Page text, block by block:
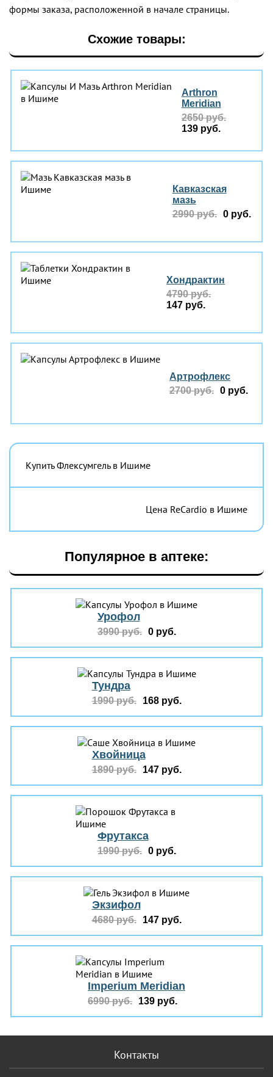
формы заказа, расположенной в начале страницы.
Схожие товары:
Arthron
Meridian
2650 руб.
139 руб.
Кавказская
мазь
2990 руб.
0 руб.
Хондрактин
4790 руб.
147 руб.
Артрофлекс
2700 руб. 0 руб.
Купить Флексумгель в Ишиме
Цена ReCardio в Ишиме
Популярное в аптеке:
Урофол
3990 руб. 0 руб.
Тундра
1990 руб. 168 руб.
Хвойница
1890 руб. 147 руб.
Фрутакса
1990 руб. 0 руб.
Экзифол
4680 руб. 147 руб.
Imperium Meridian
6990 руб. 139 руб.
Контакты